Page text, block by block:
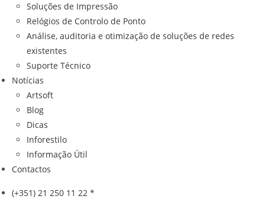
Soluções de Impressão
Relógios de Controlo de Ponto
Análise, auditoria e otimização de soluções de redes
existentes
Suporte Técnico
Notícias
Artsoft
Blog
Dicas
Inforestilo
Informação Útil
Contactos
(+351) 21 250 11 22 *